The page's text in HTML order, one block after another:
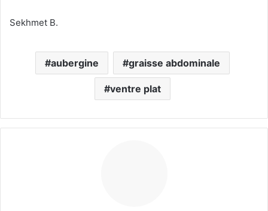
Sekhmet B.
aubergine graisse abdominale
ventre plat